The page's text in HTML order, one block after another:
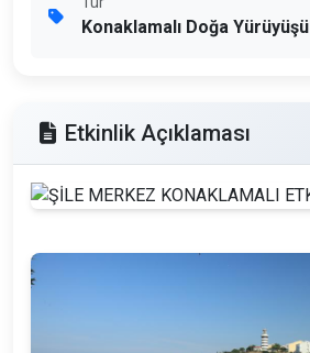
Konaklamalı Doğa Yürüyüşü
Etkinlik Açıklaması